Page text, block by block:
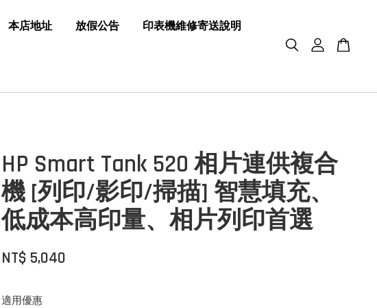
本店地址 放假公告 印表機維修寄送說明
HP Smart Tank 520 相片連供複合
機 [列印/影印/掃描] 智慧填充、
低成本高印量、相片列印首選
NT$ 5,040
適用優惠